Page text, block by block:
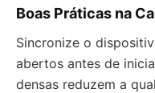
Boas Práticas na
Sincronize o
abertos antes de
densas reduzem a